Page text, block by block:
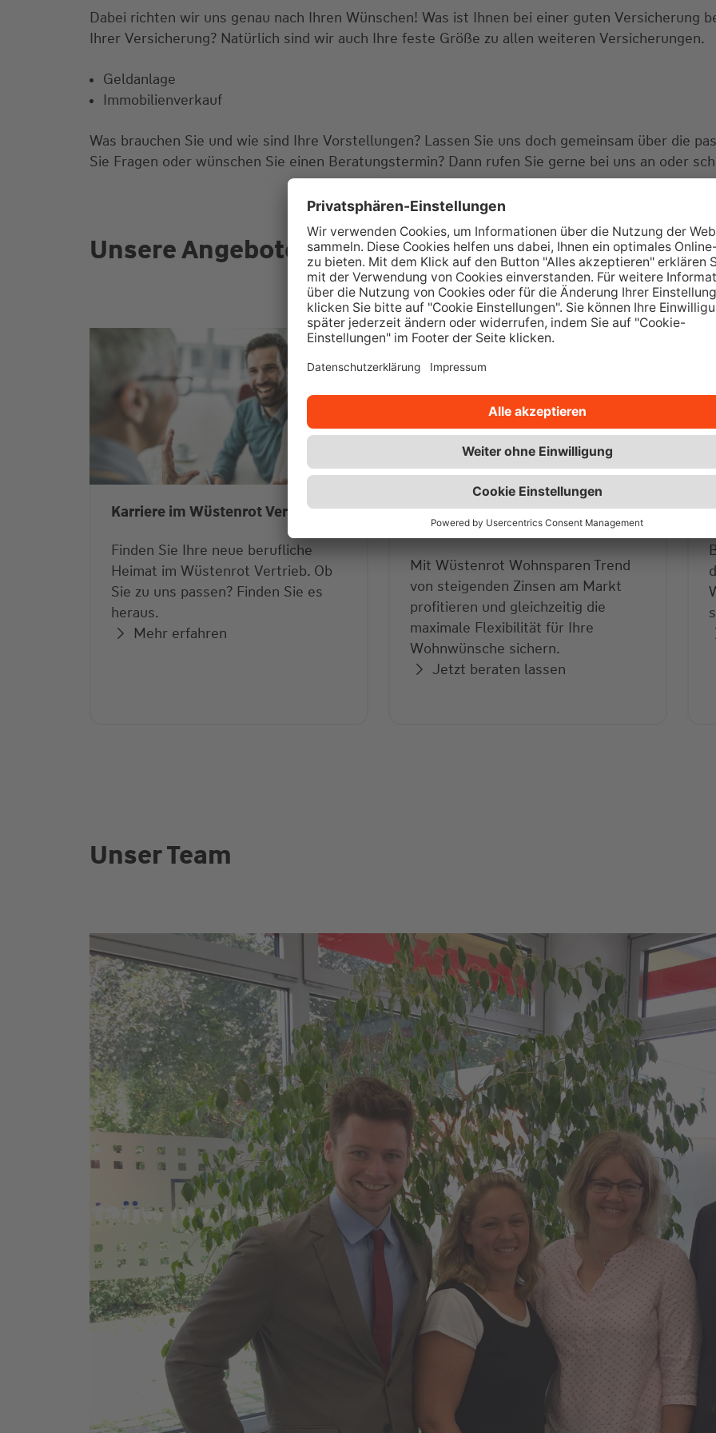
Dabei richten wir uns genau nach Ihren Wünschen! Was ist Ihnen bei einer guten Versicherung
Ihrer Versicherung? Natürlich sind wir auch Ihre feste Größe zu allen weiteren Versicherungen.
Geldanlage
Immobilienverkauf
Was brauchen Sie und wie sind Ihre Vorstellungen? Lassen Sie uns doch gemeinsam über die
Sie Fragen oder wünschen Sie einen Beratungstermin? Dann rufen Sie gerne bei uns an oder
Unsere Angebote für Sie
Karriere im Wüstenrot Vertrieb
Finden Sie Ihre neue berufliche
Heimat im Wüstenrot Vertrieb. Ob
Sie zu uns passen? Finden Sie es
heraus.
Mehr erfahren
Vermögen aufbauen mit
attraktivem Guthabenzins
Mit Wüstenrot Wohnsparen Trend
von steigenden Zinsen am Markt
profitieren und gleichzeitig die
maximale Flexibilität für Ihre
Wohnwünsche sichern.
Jetzt beraten lassen
Unser Team